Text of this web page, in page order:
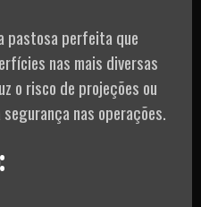
pastosa perfeita que
nas mais diversas
o risco de projeções ou
nas operações.